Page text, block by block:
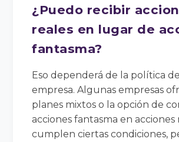
¿Puedo recibir
reales en lugar de
fantasma?
Eso dependerá de la política
empresa. Algunas empresas
planes mixtos o la opción de
acciones fantasma en acciones
cumplen ciertas condiciones,